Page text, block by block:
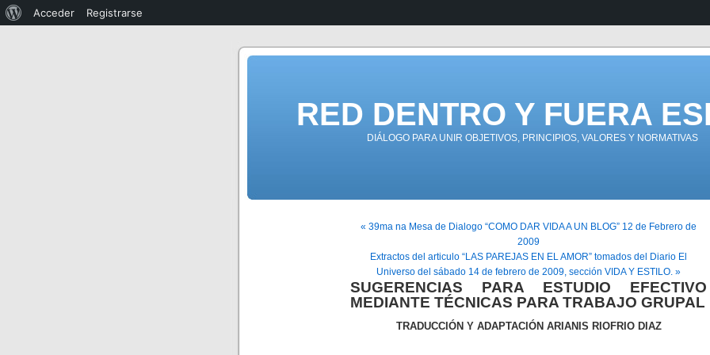
RED DENTRO Y FUERA
DIÁLOGO PARA UNIR OBJETIVOS, PRINCIPIOS, VALORES Y NORMATIVAS
« 39ma na Mesa de Dialogo “COMO DAR VIDA A UN BLOG” 12 de Febrero de
2009
Extractos del articulo “LAS PAREJAS EN EL AMOR” tomados del Diario El
Universo del sábado 14 de febrero de 2009, sección VIDA Y ESTILO. »
SUGERENCIAS PARA ESTUDIO EFECTIVO
MEDIANTE TÉCNICAS PARA TRABAJO GRUPAL
TRADUCCIÓN Y ADAPTACIÓN ARIANIS RIOFRIO DIAZ
Acceder Registrarse